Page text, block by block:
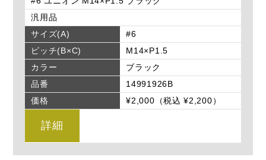
汎用品
サイズ(A)
#6
ピッチ(B×C)
M14×P1.5
カラー
ブラック
品番
14991926B
価格
¥2,000（税込 ¥2,200）
詳細